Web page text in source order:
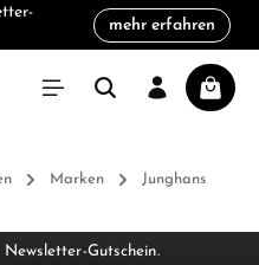
mehr erfahren
Marken
Junghans
Gutschein.